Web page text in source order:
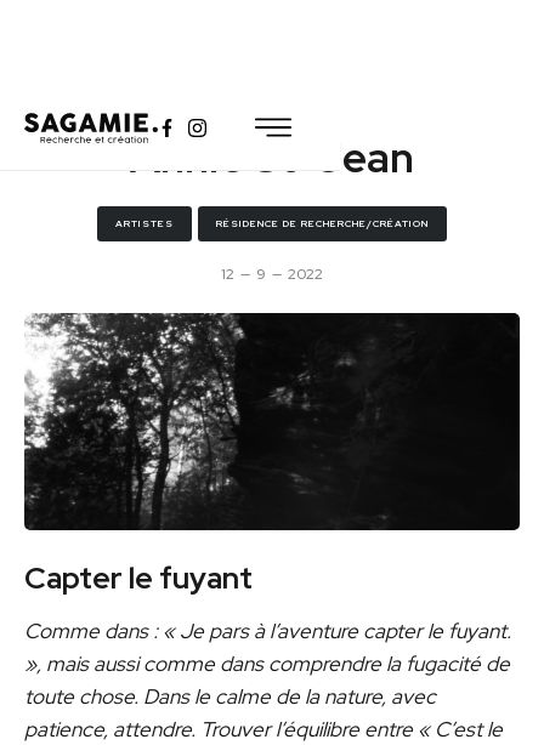
Annie St-Jean
ARTISTES RÉSIDENCE DE RECHERCHE/CRÉATION
12 — 9 — 2022
Capter le fuyant
Comme dans : « Je pars à l’aventure capter le fuyant.
», mais aussi comme dans comprendre la fugacité de
toute chose. Dans le calme de la nature, avec
patience, attendre. Trouver l’équilibre entre « C’est le